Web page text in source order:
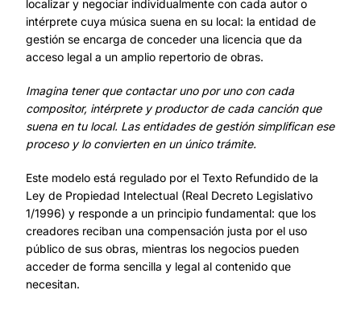
localizar y negociar individualmente con cada autor o
intérprete cuya música suena en su local: la entidad de
gestión se encarga de conceder una licencia que da
acceso legal a un amplio repertorio de obras.
Imagina tener que contactar uno por uno con cada
compositor, intérprete y productor de cada canción que
suena en tu local. Las entidades de gestión simplifican ese
proceso y lo convierten en un único trámite.
Este modelo está regulado por el Texto Refundido de la
Ley de Propiedad Intelectual (Real Decreto Legislativo
1/1996) y responde a un principio fundamental: que los
creadores reciban una compensación justa por el uso
público de sus obras, mientras los negocios pueden
acceder de forma sencilla y legal al contenido que
necesitan.